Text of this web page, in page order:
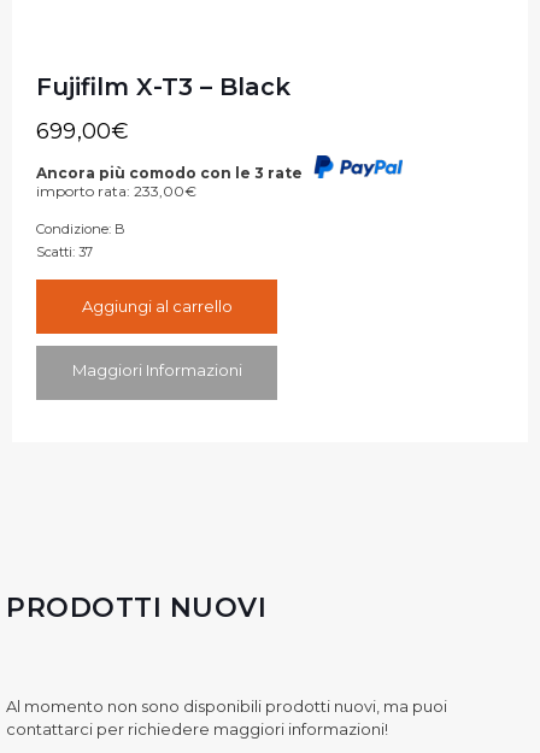
Fujifilm X-T3 – Black
699,00€
Ancora più comodo con le 3 rate
importo rata: 233,00€
Condizione: B
Scatti: 37
Aggiungi al carrello
Maggiori Informazioni
PRODOTTI NUOVI
Al momento non sono disponibili prodotti nuovi, ma puoi
contattarci per richiedere maggiori informazioni!